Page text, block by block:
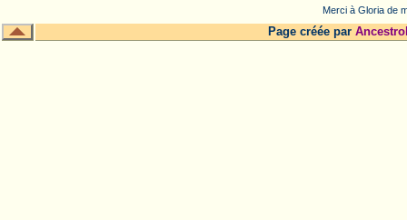
Merci à Gloria de
Page créée par